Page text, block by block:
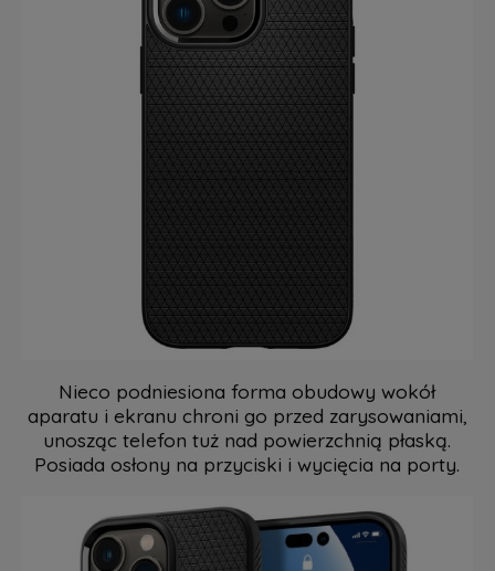
Nieco podniesiona forma obudowy wokół
aparatu i ekranu chroni go przed zarysowaniami,
unosząc telefon tuż nad powierzchnią płaską.
Posiada osłony na przyciski i wycięcia na porty.